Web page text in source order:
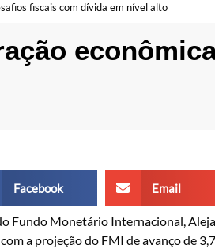
fiscais com dívida em nível alto
Facebook Email
Fundo Monetário Internacional,
a projeção do FMI de avanço de